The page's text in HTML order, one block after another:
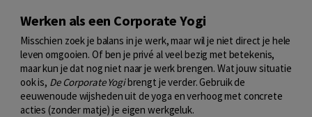
Werken als een Corporate Yogi
Misschien zoek je balans in je werk, maar wil je niet direct je hele
leven omgooien. Of ben je privé al veel bezig met betekenis,
maar kun je dat nog niet naar je werk brengen. Wat jouw situatie
ook is, De Corporate Yogibrengt je verder. Gebruik de
eeuwenoude wijsheden uit de yoga en verhoog met concrete
acties (zonder matje) je eigen werkgeluk.